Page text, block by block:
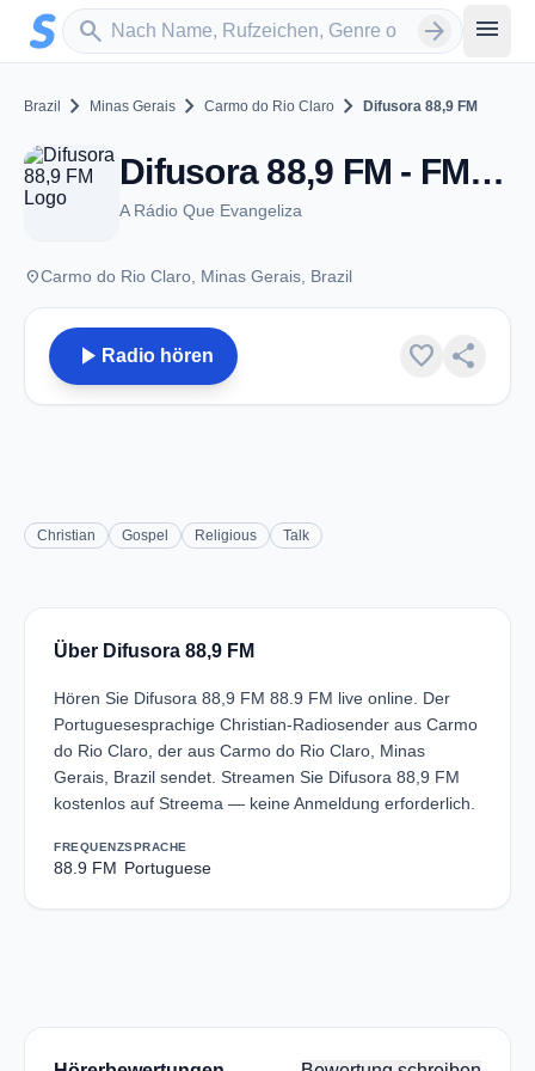
Zum Hauptinhalt springen
search
Sender suchen arrow_forward menu
Brazil chevron_right Minas Gerais chevron_right Carmo do Rio Claro chevron_right Difusora 88,9 FM
Difusora 88,9 FM - FM 88.9 - Carmo do Rio Claro
A Rádio Que Evangeliza
placeCarmo do Rio Claro, Minas Gerais, Brazil
play_arrow Radio hören favorite share
Christian Gospel Religious Talk
Über Difusora 88,9 FM
Hören Sie Difusora 88,9 FM 88.9 FM live online. Der
Portuguesesprachige Christian-Radiosender aus Carmo
do Rio Claro, der aus Carmo do Rio Claro, Minas
Gerais, Brazil sendet. Streamen Sie Difusora 88,9 FM
kostenlos auf Streema — keine Anmeldung erforderlich.
FREQUENZ
88.9 FM
SPRACHE
Portuguese